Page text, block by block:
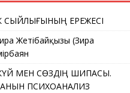
СЫЙЛЫҒЫНЫҢ ЕРЕЖЕСІ
Жетібайқызы (Зира
КҮЙ МЕН СӨЗДІҢ ШИПАСЫ.
ПСИХОАНАЛИЗ